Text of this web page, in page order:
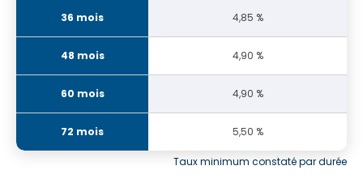
4,85 %
4,90 %
4,90 %
5,50 %
Taux minimum constaté par durée